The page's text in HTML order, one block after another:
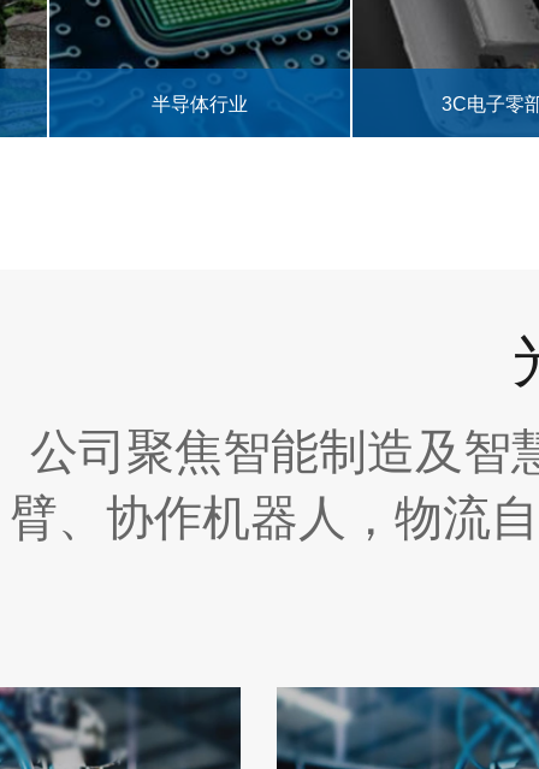
半导体行业 3C电子零部件
公司聚焦智能制造及智
臂、协作机器人，物流